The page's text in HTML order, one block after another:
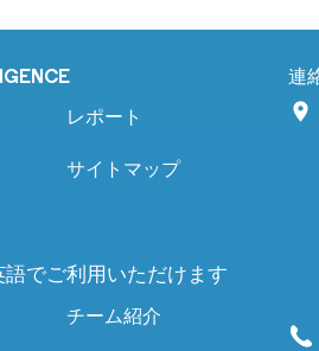
レポート
サイトマップ
でご利用いただけます
チーム紹介
連